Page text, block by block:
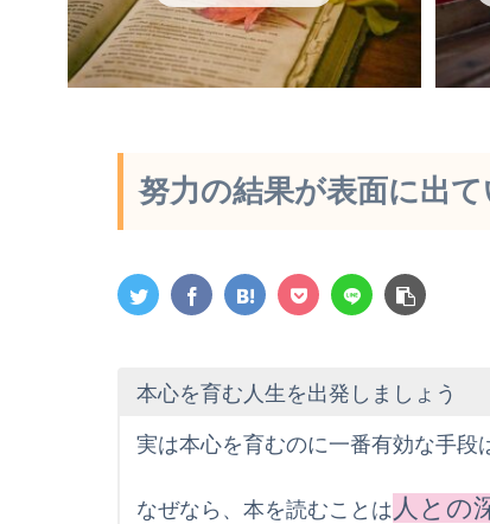
努力の結果が表面に出て
本心を育む人生を出発しましょう
実は本心を育むのに一番有効な手段
なぜなら、本を読むことは 人との